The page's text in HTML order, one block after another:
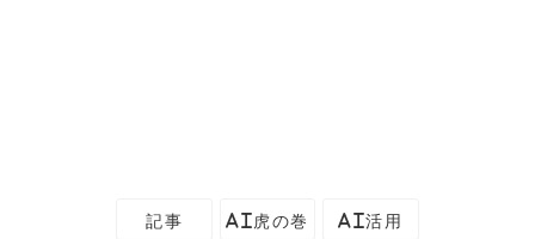
記事 AI虎の巻 AI活用